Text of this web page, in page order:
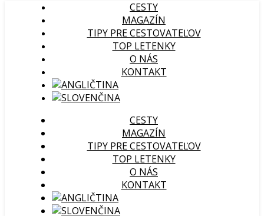
CESTY
MAGAZÍN
TIPY PRE CESTOVATEĽOV
TOP LETENKY
O NÁS
KONTAKT
CESTY
MAGAZÍN
TIPY PRE CESTOVATEĽOV
TOP LETENKY
O NÁS
KONTAKT